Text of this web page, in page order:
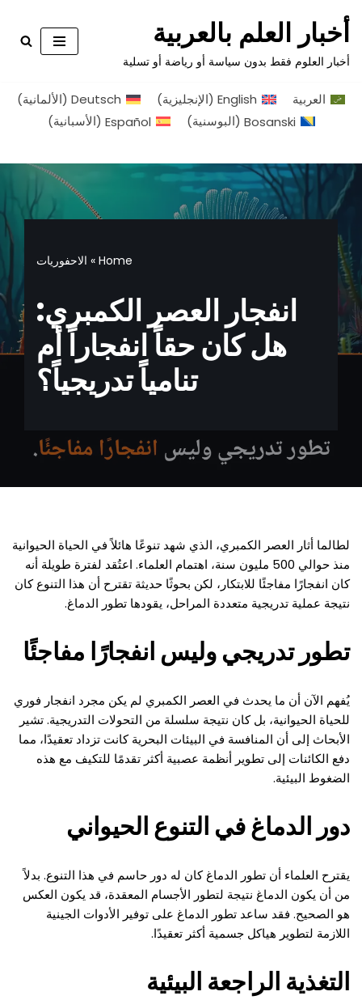
تخطى
إلى
أخبار العلم بالعربية
أخبار العلوم فقط بدون سياسة أو رياضة أو تسلية
العربية English
(الإنجليزية)
Deutsch
(الألمانية)
Bosanski
(البوسنية)
Español
(الأسبانية)
Home
» الاحفوريات
انفجار العصر الكمبري:
هل كان حقاً انفجاراً أم
تنامياً تدريجياً؟
لطالما أثار العصر الكمبري، الذي شهد تنوعًا هائلاً في الحياة الحيوانية
منذ حوالي 500 مليون سنة، اهتمام العلماء. اعتُقد لفترة طويلة أنه
كان انفجارًا مفاجئًا للابتكار، لكن بحوثًا حديثة تقترح أن هذا التنوع كان
نتيجة عملية تدريجية متعددة المراحل، يقودها تطور الدماغ.
تطور تدريجي وليس انفجارًا مفاجئًا
يُفهم الآن أن ما يحدث في العصر الكمبري لم يكن مجرد انفجار فوري
للحياة الحيوانية، بل كان نتيجة سلسلة من التحولات التدريجية. تشير
الأبحاث إلى أن المنافسة في البيئات البحرية كانت تزداد تعقيدًا، مما
دفع الكائنات إلى تطوير أنظمة عصبية أكثر تقدمًا للتكيف مع هذه
الضغوط البيئية.
دور الدماغ في التنوع الحيواني
يقترح العلماء أن تطور الدماغ كان له دور حاسم في هذا التنوع. بدلاً
من أن يكون الدماغ نتيجة لتطور الأجسام المعقدة، قد يكون العكس
هو الصحيح. فقد ساعد تطور الدماغ على توفير الأدوات الجينية
اللازمة لتطوير هياكل جسمية أكثر تعقيدًا.
التغذية الراجعة البيئية